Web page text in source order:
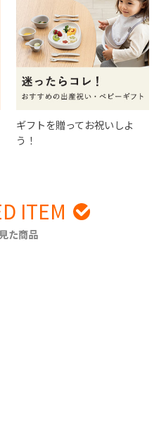
ギフトを贈ってお祝いしよ
う！
ITEM
た商品